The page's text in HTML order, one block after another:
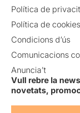
Política de
Política de cookies
Condicions d’ús
Comunicacions
Anuncia’t
Vull rebre la
novetats,